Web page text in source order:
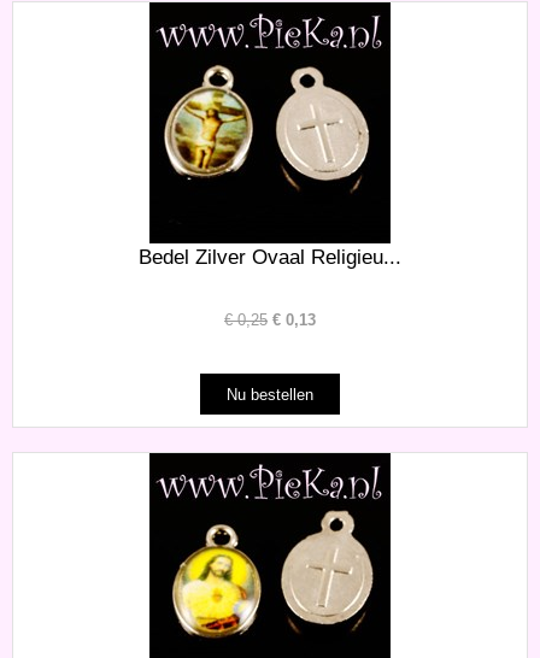
Bedel Zilver Ovaal Religieu...
€0,25 € 0,13